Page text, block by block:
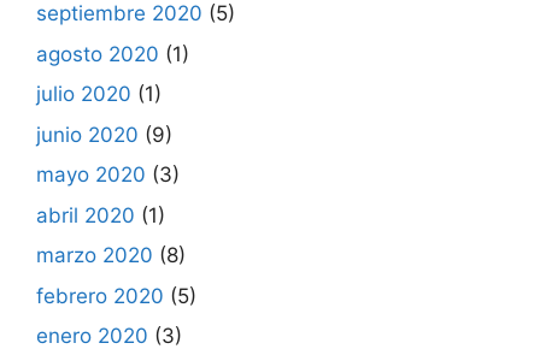
septiembre 2020 (5)
agosto 2020 (1)
julio 2020 (1)
junio 2020 (9)
mayo 2020 (3)
abril 2020 (1)
marzo 2020 (8)
febrero 2020 (5)
enero 2020 (3)